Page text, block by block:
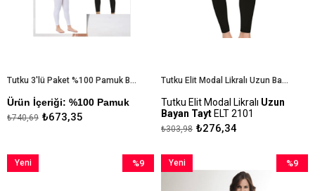
Tutku 3'lü Paket %100 Pamuk Bayan Penye Uzun Tayt
Ürün İçeriği: %100 Pamuk
₺673,35
₺740,69
Tutku Elit Modal Likralı Uzun Bayan Tayt ELT 2101
Tutku Elit Modal Likralı Uzun
Bayan Tayt ELT 2101
Kapıda Ödeme Seçeneği
₺276,34
₺303,98
%9
Yeni
%9
Yeni